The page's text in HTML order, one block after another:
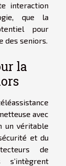
interaction
que la
pour
des seniors.
la
avec
un véritable
et du
de